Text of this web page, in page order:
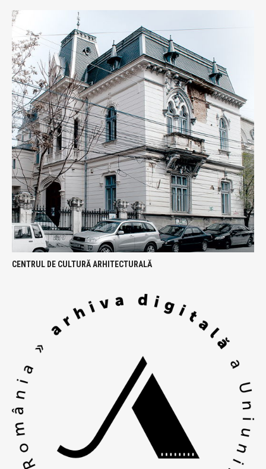
CENTRUL DE CULTURĂ ARHITECTURALĂ